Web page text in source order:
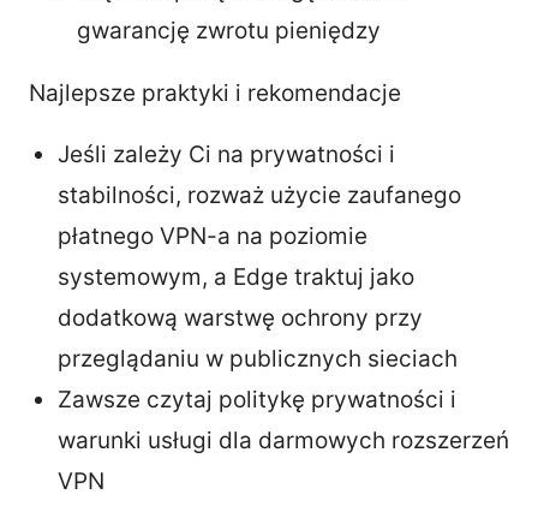
gwarancję zwrotu pieniędzy
Najlepsze praktyki i rekomendacje
Jeśli zależy Ci na prywatności i
stabilności, rozważ użycie zaufanego
płatnego VPN-a na poziomie
systemowym, a Edge traktuj jako
dodatkową warstwę ochrony przy
przeglądaniu w publicznych sieciach
Zawsze czytaj politykę prywatności i
warunki usługi dla darmowych rozszerzeń
VPN